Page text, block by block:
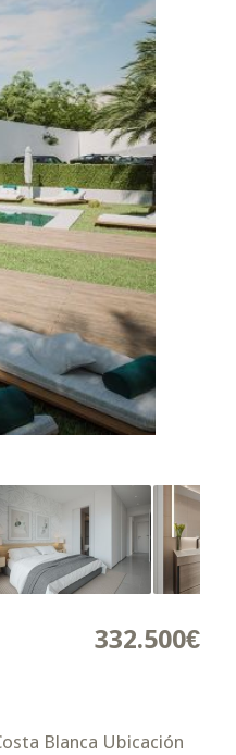
332.500€
Blanca Ubicación